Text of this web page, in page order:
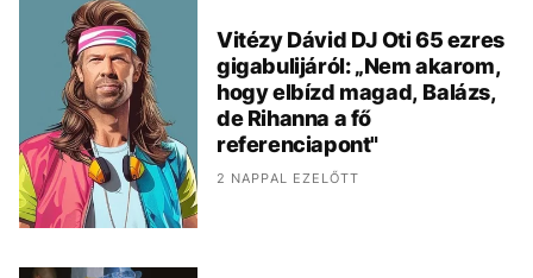
Vitézy Dávid DJ Oti 65 ezres
gigabulijáról: „Nem akarom,
hogy elbízd magad, Balázs,
de Rihanna a fő
referenciapont"
2 NAPPAL EZELŐTT